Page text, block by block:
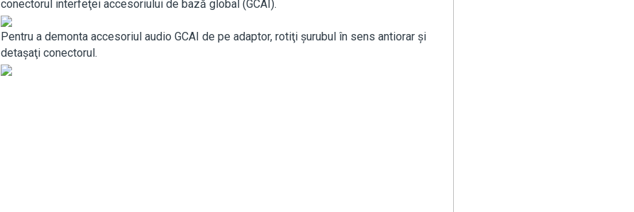
conectorul interfeţei accesoriului de bază global (GCAI).
Pentru a demonta accesoriul audio GCAI de pe adaptor, rotiţi şurubul în sens antiorar şi
detaşaţi conectorul.